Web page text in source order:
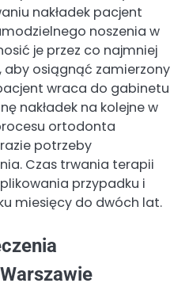
nakładek pacjent
noszenia w
je przez co najmniej
aby osiągnąć zamierzony
wraca do gabinetu
nakładek na kolejne w
ortodonta
potrzeby
Czas trwania terapii
przypadku i
miesięcy do dwóch lat.